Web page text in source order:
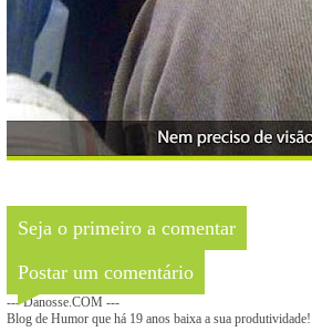
Seja o primeiro a comentar
Postar um comentário
--- Danosse.COM ---
Blog de Humor que há 19 anos baixa a sua produtividade!